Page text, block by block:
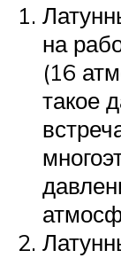
на
(16
такое